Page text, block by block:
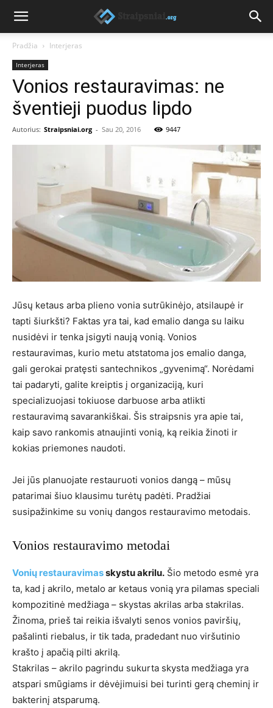
Pradžia Interjeras
Interjeras
Vonios restauravimas: ne
šventieji puodus lipdo
Autorius: Straipsniai.org - Sau 20, 2016 9447
Jūsų ketaus arba plieno vonia sutrūkinėjo, atsilaupė ir
tapti šiurkšti? Faktas yra tai, kad emalio danga su laiku
nusidėvi ir tenka įsigyti naują vonią. Vonios
restauravimas, kurio metu atstatoma jos emalio danga,
gali gerokai pratęsti santechnikos „gyvenimą“. Norėdami
tai padaryti, galite kreiptis į organizaciją, kuri
specializuojasi tokiuose darbuose arba atlikti
restauravimą savarankiškai. Šis straipsnis yra apie tai,
kaip savo rankomis atnaujinti vonią, ką reikia žinoti ir
kokias priemones naudoti.
Jei jūs planuojate restauruoti vonios dangą – mūsų
patarimai šiuo klausimu turėtų padėti. Pradžiai
susipažinkime su vonių dangos restauravimo metodais.
Vonios restauravimo metodai
Vonių restauravimasskystu akrilu. Šio metodo esmė yra
ta, kad į akrilo, metalo ar ketaus vonią yra pilamas speciali
kompozitinė medžiaga – skystas akrilas arba stakrilas.
Žinoma, prieš tai reikia išvalyti senos vonios paviršių,
pašalinti riebalus, ir tik tada, pradedant nuo viršutinio
krašto į apačią pilti akrilą.
Stakrilas – akrilo pagrindu sukurta skysta medžiaga yra
atspari smūgiams ir dėvėjimuisi bei turinti gerą cheminį ir
bakterinį atsparumą.